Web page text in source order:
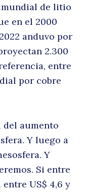
mundial de litio
en el 2000
anduvo por
2.300
entre
por cobre
del aumento
Y luego a
Y
Si entre
entre US$ 4,6 y